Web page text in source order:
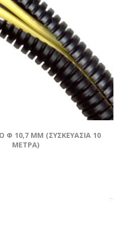
Φ 10,7 MM (ΣΥΣΚΕΥΑΣΙΑ 10
ΜΕΤΡΑ)